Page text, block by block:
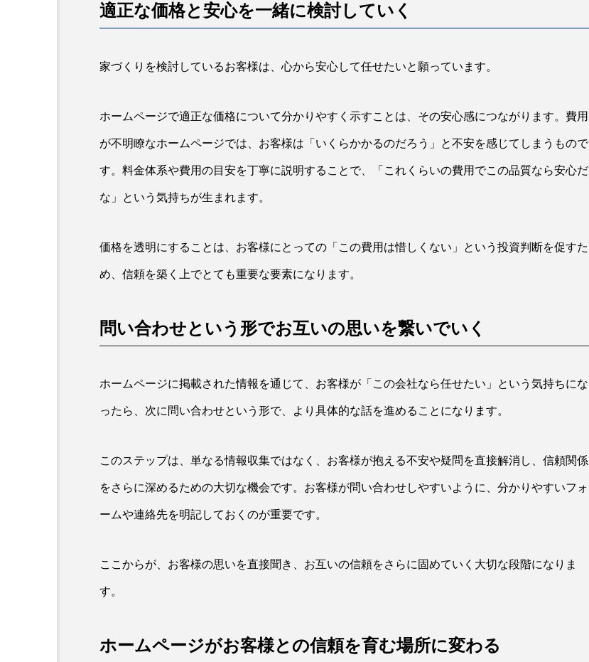
適正な価格と安心を一緒に検討していく
家づくりを検討しているお客様は、心から安心して任せたいと願っています。
ホームページで適正な価格について分かりやすく示すことは、その安心感につながります。費用
が不明瞭なホームページでは、お客様は「いくらかかるのだろう」と不安を感じてしまうもので
す。料金体系や費用の目安を丁寧に説明することで、「これくらいの費用でこの品質なら安心だ
な」という気持ちが生まれます。
価格を透明にすることは、お客様にとっての「この費用は惜しくない」という投資判断を促すた
め、信頼を築く上でとても重要な要素になります。
問い合わせという形でお互いの思いを繋いでいく
ホームページに掲載された情報を通じて、お客様が「この会社なら任せたい」という気持ちにな
ったら、次に問い合わせという形で、より具体的な話を進めることになります。
このステップは、単なる情報収集ではなく、お客様が抱える不安や疑問を直接解消し、信頼関係
をさらに深めるための大切な機会です。お客様が問い合わせしやすいように、分かりやすいフォ
ームや連絡先を明記しておくのが重要です。
ここからが、お客様の思いを直接聞き、お互いの信頼をさらに固めていく大切な段階になりま
す。
ホームページがお客様との信頼を育む場所に変わる